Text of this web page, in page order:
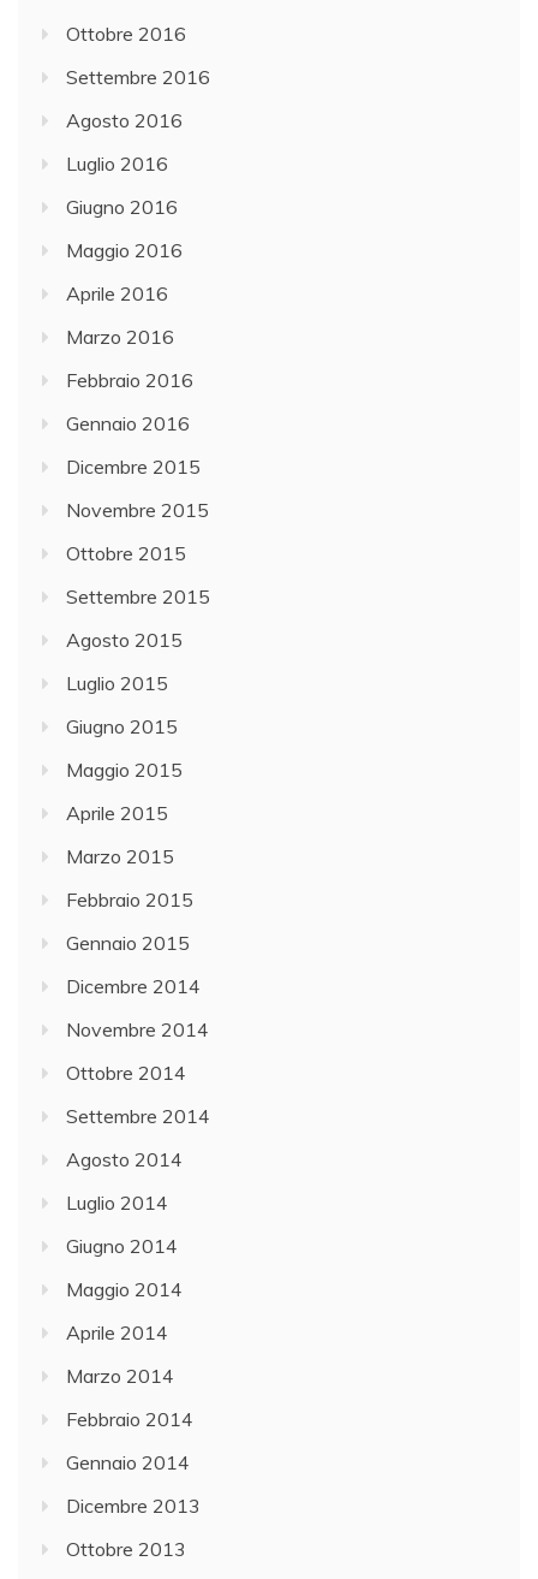
Ottobre 2016
Settembre 2016
Agosto 2016
Luglio 2016
Giugno 2016
Maggio 2016
Aprile 2016
Marzo 2016
Febbraio 2016
Gennaio 2016
Dicembre 2015
Novembre 2015
Ottobre 2015
Settembre 2015
Agosto 2015
Luglio 2015
Giugno 2015
Maggio 2015
Aprile 2015
Marzo 2015
Febbraio 2015
Gennaio 2015
Dicembre 2014
Novembre 2014
Ottobre 2014
Settembre 2014
Agosto 2014
Luglio 2014
Giugno 2014
Maggio 2014
Aprile 2014
Marzo 2014
Febbraio 2014
Gennaio 2014
Dicembre 2013
Ottobre 2013